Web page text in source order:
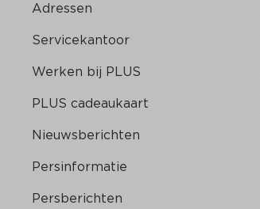
Adressen
Servicekantoor
Werken bij PLUS
PLUS cadeaukaart
Nieuwsberichten
Persinformatie
Persberichten